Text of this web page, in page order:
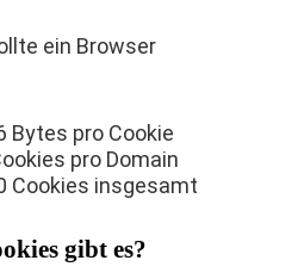
ein Browser
Bytes pro Cookie
pro Domain
Cookies insgesamt
gibt es?